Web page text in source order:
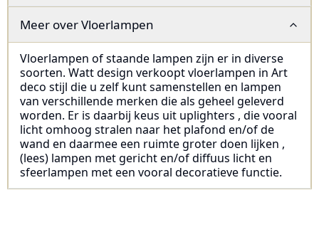
Meer overVloerlampen
Vloerlampen of staande lampen zijn er in diverse
soorten. Watt design verkoopt vloerlampen in Art
deco stijl die u zelf kunt samenstellen en lampen
van verschillende merken die als geheel geleverd
worden. Er is daarbij keus uit uplighters , die vooral
licht omhoog stralen naar het plafond en/of de
wand en daarmee een ruimte groter doen lijken ,
(lees) lampen met gericht en/of diffuus licht en
sfeerlampen met een vooral decoratieve functie.